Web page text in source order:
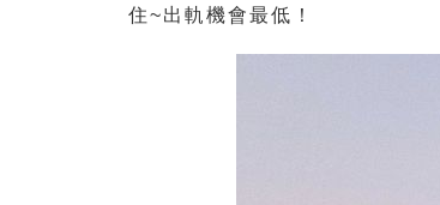
住~出軌機會最低！